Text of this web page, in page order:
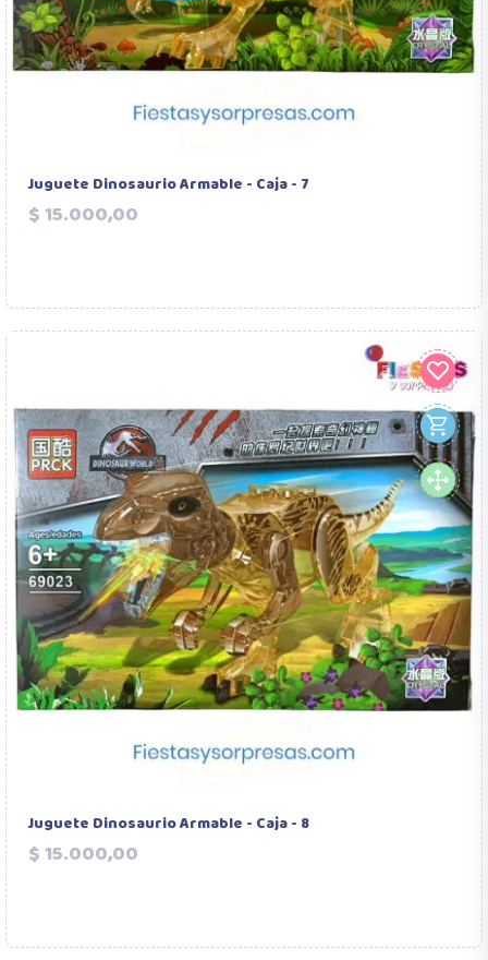
Juguete Dinosaurio Armable - Caja - 7
$ 15.000,00
Juguete Dinosaurio Armable - Caja - 8
$ 15.000,00